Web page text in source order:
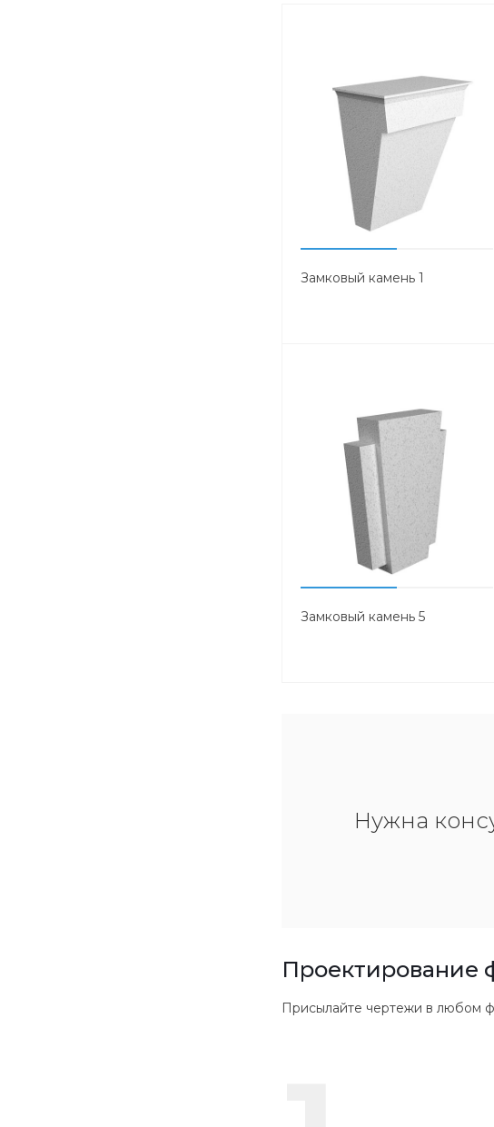
Замковый камень 1
Замковый камень 5
Нужна
Проектирование
Присылайте чертежи в любом